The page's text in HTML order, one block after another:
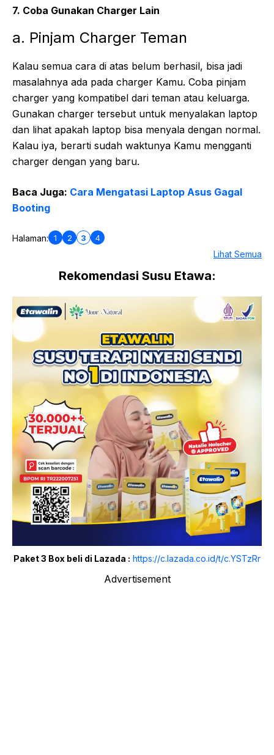
7. Coba Gunakan Charger Lain
a. Pinjam Charger Teman
Kalau semua cara di atas belum berhasil, bisa jadi
masalahnya ada pada charger Kamu. Coba pinjam
charger yang kompatibel dari teman atau keluarga.
Gunakan charger tersebut untuk menyalakan laptop
dan lihat apakah laptop bisa menyala dengan normal.
Kalau iya, berarti sudah waktunya Kamu mengganti
charger dengan yang baru.
Baca Juga: Cara Mengatasi Laptop Asus Gagal
Booting
Halaman: 1 2 3 4
Lihat Semua
Rekomendasi Susu Etawa:
Paket 3 Box beli di Lazada : https://c.lazada.co.id/t/c.YSTzRr
Advertisement